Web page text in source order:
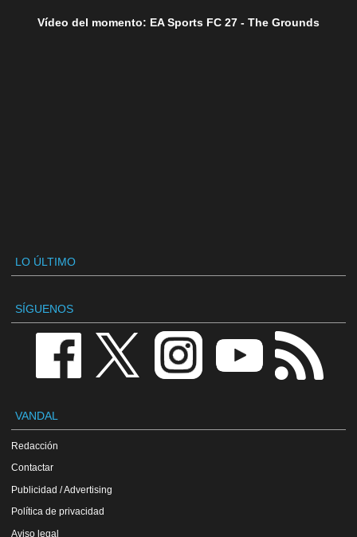
Vídeo del momento: EA Sports FC 27 - The Grounds
LO ÚLTIMO
SÍGUENOS
VANDAL
Redacción
Contactar
Publicidad / Advertising
Política de privacidad
Aviso legal